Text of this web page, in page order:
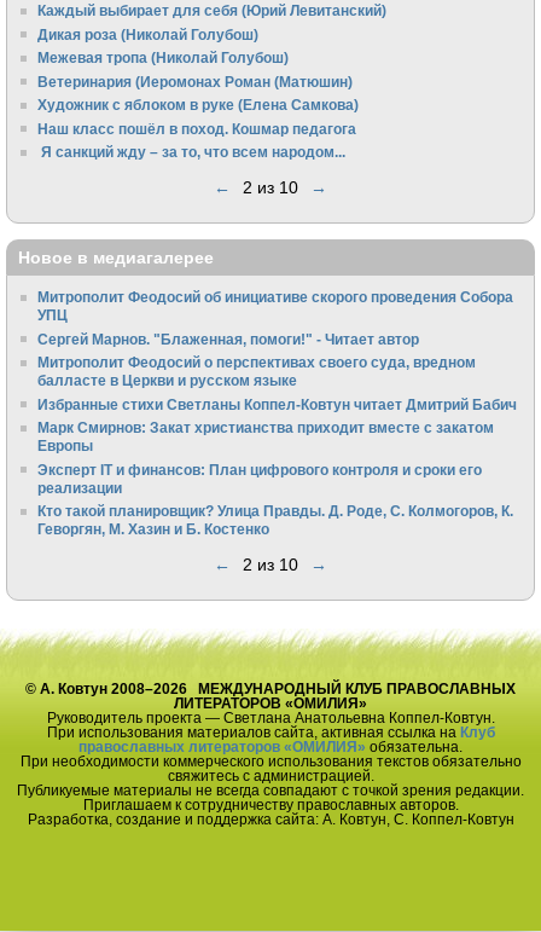
Каждый выбирает для себя (Юрий Левитанский)
Дикая роза (Николай Голубош)
Межевая тропа (Николай Голубош)
Ветеринария (Иеромонах Роман (Матюшин)
Художник с яблоком в руке (Елена Самкова)
Наш класс пошёл в поход. Кошмар педагога
Я санкций жду – за то, что всем народом...
← 2 из 10 →
Новое в медиагалерее
Митрополит Феодосий об инициативе скорого проведения Собора
УПЦ
Сергей Марнов. "Блаженная, помоги!" - Читает автор
Митрополит Феодосий о перспективах своего суда, вредном
балласте в Церкви и русском языке
Избранные стихи Светланы Коппел-Ковтун читает Дмитрий Бабич
Марк Смирнов: Закат христианства приходит вместе с закатом
Европы
Эксперт IT и финансов: План цифрового контроля и сроки его
реализации
Кто такой планировщик? Улица Правды. Д. Роде, С. Колмогоров, К.
Геворгян, М. Хазин и Б. Костенко
← 2 из 10 →
© А. Ковтун 2008–2026 МЕЖДУНАРОДНЫЙ КЛУБ ПРАВОСЛАВНЫХ
ЛИТЕРАТОРОВ «ОМИЛИЯ»
Руководитель проекта — Светлана Анатольевна Коппел-Ковтун.
При использования материалов сайта, активная ссылка на Клуб
православных литераторов «ОМИЛИЯ» обязательна.
При необходимости коммерческого использования текстов обязательно
свяжитесь с администрацией.
Публикуемые материалы не всегда совпадают с точкой зрения редакции.
Приглашаем к сотрудничеству православных авторов.
Разработка, создание и поддержка сайта: А. Ковтун, С. Коппел-Ковтун